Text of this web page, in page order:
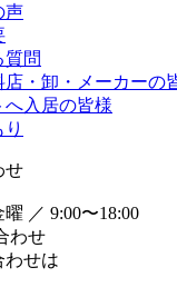
声
質問
店・卸・メーカーの
へ入居の皆様
せ
／ 9:00〜18:00
わせ
わせは